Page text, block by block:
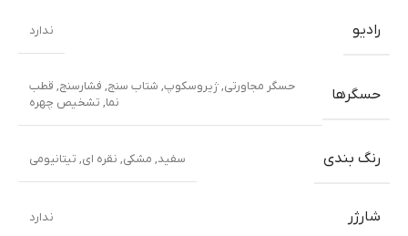
رادیو ندارد
حسگرها حسگر مجاورتی,ژیروسکوپ, شتاب سنج, فشارسنج, قطب
نما, تشخیص چهره
رنگ بندی سفید, مشکی, نقره ای, تیتانیومی
شارژر ندارد